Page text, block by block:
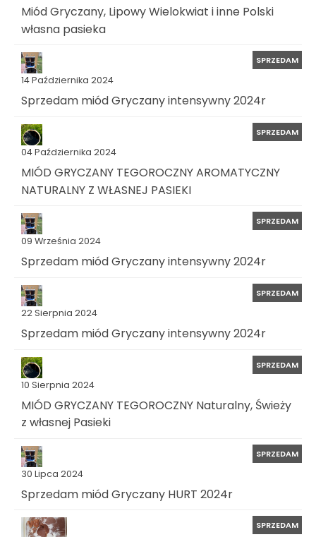
Miód Gryczany, Lipowy Wielokwiat i inne Polski
własna pasieka
14 Października 2024
SPRZEDAM
Sprzedam miód Gryczany intensywny 2024r
04 Października 2024
SPRZEDAM
MIÓD GRYCZANY TEGOROCZNY AROMATYCZNY
NATURALNY Z WŁASNEJ PASIEKI
09 Września 2024
SPRZEDAM
Sprzedam miód Gryczany intensywny 2024r
22 Sierpnia 2024
SPRZEDAM
Sprzedam miód Gryczany intensywny 2024r
10 Sierpnia 2024
SPRZEDAM
MIÓD GRYCZANY TEGOROCZNY Naturalny, Świeży
z własnej Pasieki
30 Lipca 2024
SPRZEDAM
Sprzedam miód Gryczany HURT 2024r
SPRZEDAM